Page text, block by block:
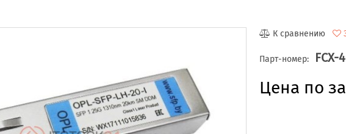
К сравнению
Парт-номер: FCX-
Цена по